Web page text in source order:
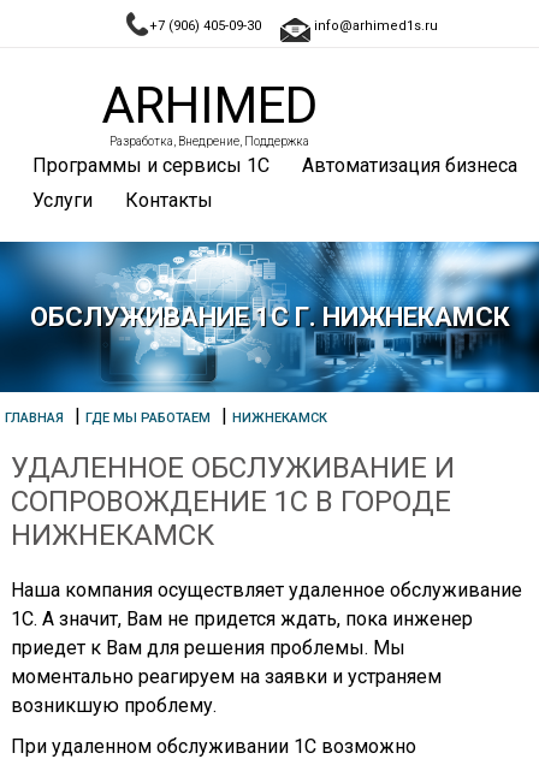
+7 (906) 405-09-30 info@arhimed1s.ru
ARHIMED
Разработка, Внедрение, Поддержка
Программы и сервисы 1С
Автоматизация бизнеса
Услуги
Контакты
ОБСЛУЖИВАНИЕ 1С Г. НИЖНЕКАМСК
ГЛАВНАЯ |ГДЕ МЫ РАБОТАЕМ |НИЖНЕКАМСК
УДАЛЕННОЕ ОБСЛУЖИВАНИЕ И
СОПРОВОЖДЕНИЕ 1С В ГОРОДЕ
НИЖНЕКАМСК
Наша компания осуществляет удаленное обслуживание
1С. А значит, Вам не придется ждать, пока инженер
приедет к Вам для решения проблемы. Мы
моментально реагируем на заявки и устраняем
возникшую проблему.
При удаленном обслуживании 1С возможно